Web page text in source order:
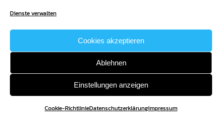
Dienste verwalten
Cookies akzeptieren
Ablehnen
Einstellungen anzeigen
Cookie-RichtlinieDatenschutzerklärungImpressum
Ansichtausdrucken